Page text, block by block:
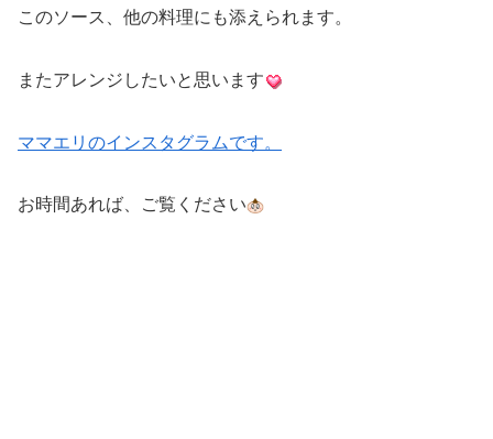
このソース、他の料理にも添えられます。
またアレンジしたいと思います
ママエリのインスタグラムです。
お時間あれば、ご覧ください